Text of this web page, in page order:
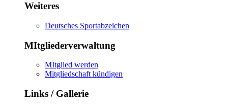
Weiteres
Deutsches Sportabzeichen
MItgliederverwaltung
MItglied werden
Mitgliedschaft kündigen
Links / Gallerie